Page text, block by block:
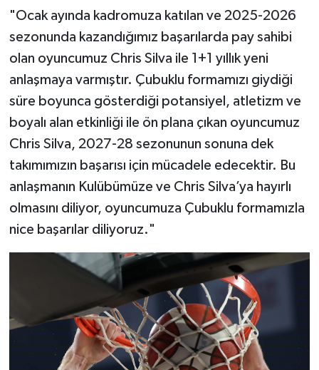
"Ocak ayında kadromuza katılan ve 2025-2026
sezonunda kazandığımız başarılarda pay sahibi
olan oyuncumuz Chris Silva ile 1+1 yıllık yeni
anlaşmaya varmıştır. Çubuklu formamızı giydiği
süre boyunca gösterdiği potansiyel, atletizm ve
boyalı alan etkinliği ile ön plana çıkan oyuncumuz
Chris Silva, 2027-28 sezonunun sonuna dek
takımımızın başarısı için mücadele edecektir. Bu
anlaşmanın Kulübümüze ve Chris Silva’ya hayırlı
olmasını diliyor, oyuncumuza Çubuklu formamızla
nice başarılar diliyoruz."